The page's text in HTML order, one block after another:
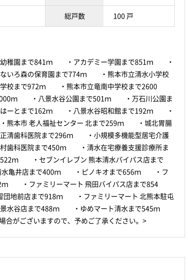
総戸数 100 戸
稚園まで841ｍ ・アカデミー学園まで851ｍ ・
いろ森の保育園まで774ｍ ・熊本市立清水小学校
校まで972ｍ ・熊本市立竜南中学校まで2600
ｍ ・八景水谷公園まで501ｍ ・万石川公園ま
ーとまで162ｍ ・八景水谷昭和館まで192ｍ ・
熊本市 老人福祉センター 北まで259ｍ ・城北胃腸
清歯科医院まで296ｍ ・小規模多機能型居宅介護
歯科医院まで450ｍ ・清水在宅療養支援診療所ま
ｍ ・セブンイレブン 熊本清水バイパス店まで
水亀井店まで400ｍ ・ピノキオまで656ｍ ・フ
ｍ ・ファミリーマート 飛田バイパス店まで854
地前店まで918ｍ ・ファミリーマート 北熊本駐屯
水谷店まで488ｍ ・ゆめマート清水まで545ｍ
合がございますので、予めご了承ください。>